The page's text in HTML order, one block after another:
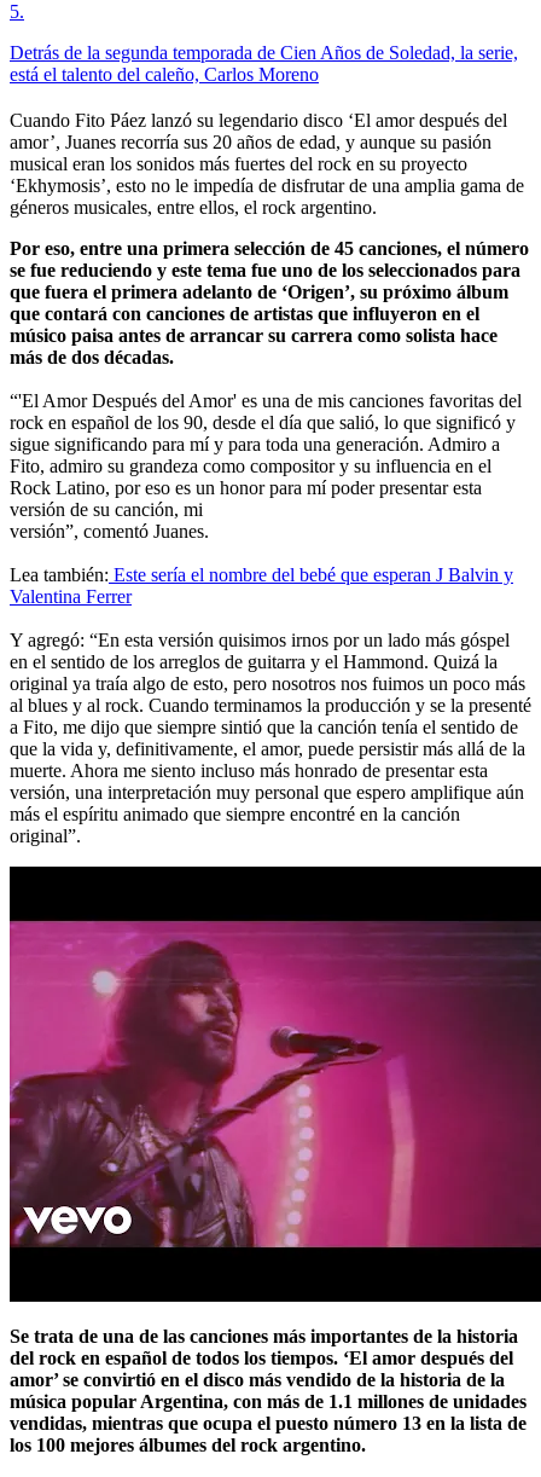
5.
Detrás de la segunda temporada de Cien Años de Soledad, la serie,
está el talento del caleño, Carlos Moreno
Cuando Fito Páez lanzó su legendario disco ‘El amor después del
amor’, Juanes recorría sus 20 años de edad, y aunque su pasión
musical eran los sonidos más fuertes del rock en su proyecto
‘Ekhymosis’, esto no le impedía de disfrutar de una amplia gama de
géneros musicales, entre ellos, el rock argentino.
Por eso, entre una primera selección de 45 canciones, el número
se fue reduciendo y este tema fue uno de los seleccionados para
que fuera el primera adelanto de ‘Origen’, su próximo álbum
que contará con canciones de artistas que influyeron en el
músico paisa antes de arrancar su carrera como solista hace
más de dos décadas.
“'El Amor Después del Amor' es una de mis canciones favoritas del
rock en español de los 90, desde el día que salió, lo que significó y
sigue significando para mí y para toda una generación. Admiro a
Fito, admiro su grandeza como compositor y su influencia en el
Rock Latino, por eso es un honor para mí poder presentar esta
versión de su canción, mi
versión”, comentó Juanes.
Lea también: Este sería el nombre del bebé que esperan J Balvin y
Valentina Ferrer
Y agregó: “En esta versión quisimos irnos por un lado más góspel
en el sentido de los arreglos de guitarra y el Hammond. Quizá la
original ya traía algo de esto, pero nosotros nos fuimos un poco más
al blues y al rock. Cuando terminamos la producción y se la presenté
a Fito, me dijo que siempre sintió que la canción tenía el sentido de
que la vida y, definitivamente, el amor, puede persistir más allá de la
muerte. Ahora me siento incluso más honrado de presentar esta
versión, una interpretación muy personal que espero amplifique aún
más el espíritu animado que siempre encontré en la canción
original”.
Se trata de una de las canciones más importantes de la historia
del rock en español de todos los tiempos. ‘El amor después del
amor’ se convirtió en el disco más vendido de la historia de la
música popular Argentina, con más de 1.1 millones de unidades
vendidas, mientras que ocupa el puesto número 13 en la lista de
los 100 mejores álbumes del rock argentino.